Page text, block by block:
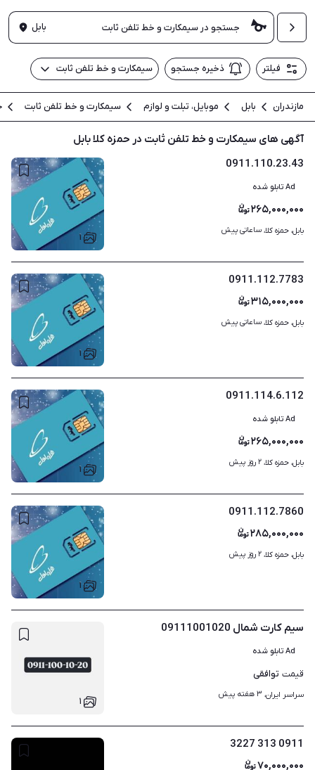
بابل
فیلتر ذخیره جستجو سیمکارت و خط تلفن ثابت
مازندران بابل موبایل، تبلت و لوازم سیمکارت و خط تلفن ثابت
آگهی های سیمکارت و خط تلفن ثابت در حمزه کلا بابل
۱
0911.110.23.43
Ad تابلو شده
۲۶۵,۰۰۰,۰۰۰
بابل، حمزه کلا، ساعاتی پیش
۱
0911.112.7783
۳۱۵,۰۰۰,۰۰۰
بابل، حمزه کلا، ساعاتی پیش
۱
0911.114.6.112
Ad تابلو شده
۲۶۵,۰۰۰,۰۰۰
بابل، حمزه کلا، ۲ روز پیش
۱
0911.112.7860
۲۸۵,۰۰۰,۰۰۰
بابل، حمزه کلا، ۲ روز پیش
۱
سیم کارت شمال 09111001020
Ad تابلو شده
قیمت توافقی
سراسر ایران، ۳ هفته پیش
0911 313 3227
۷۰,۰۰۰,۰۰۰